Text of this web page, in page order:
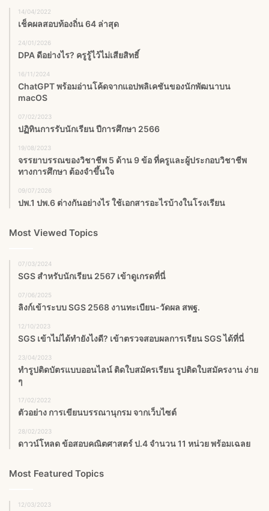
14/04/2022
เช็คผลสอบท้องถิ่น 64 ล่าสุด
24/01/2026
DPA ดีอย่างไร? ครูรู้ไว้ไม่เสียสิทธิ์
16/11/2024
ChatGPT พร้อมอ่านโค้ดจากแอปพลิเคชันของนักพัฒนาบน
macOS
07/02/2023
ปฏิทินการรับนักเรียน ปีการศึกษา 2566
19/08/2023
จรรยาบรรณของวิชาชีพ 5 ด้าน 9 ข้อ ที่ครูและผู้ประกอบวิชาชีพ
ทางการศึกษา ต้องจำขึ้นใจ
09/07/2026
ปพ.1 ปพ.6 ต่างกันอย่างไร ใช้เอกสารอะไรบ้างในโรงเรียน
Most Viewed Topics
07/03/2024
SGS สําหรับนักเรียน 2567 เข้าดูเกรดที่นี่
07/06/2025
ลิงก์เข้าระบบ SGS 2568 งานทะเบียน-วัดผล สพฐ.
12/10/2023
SGS เข้าไม่ได้ทำยังไงดี? เข้าตรวจสอบผลการเรียน SGS ได้ที่นี่
23/04/2023
ทำรูปติดบัตรแบบออนไลน์ ติดใบสมัครเรียน รูปติดใบสมัครงาน ง่าย
ๆ
17/02/2022
ตัวอย่าง การเขียนบรรณานุกรม จากเว็บไซต์
28/02/2023
ดาวน์โหลด ข้อสอบคณิตศาสตร์ ป.4 จำนวน 11 หน่วย พร้อมเฉลย
Most Featured Topics
12/03/2023